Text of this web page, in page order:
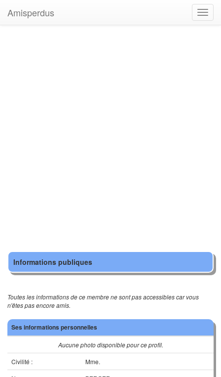
Amisperdus
Informations publiques
Toutes les informations de ce membre ne sont pas accessibles car vous
n'êtes pas encore amis.
Ses informations personnelles
Aucune photo disponible pour ce profil.
Civilité :
Mme.